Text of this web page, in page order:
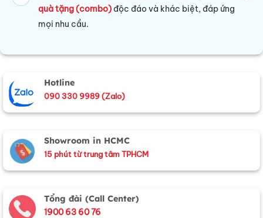
quà tặng (combo) độc đáo và khác biệt, đáp ứng
mọi nhu cầu.
Hotline
090 330 9989 (Zalo)
Showroom in HCMC
15 phút từ trung tâm TPHCM
Tổng đài (Call Center)
1900 63 60 76